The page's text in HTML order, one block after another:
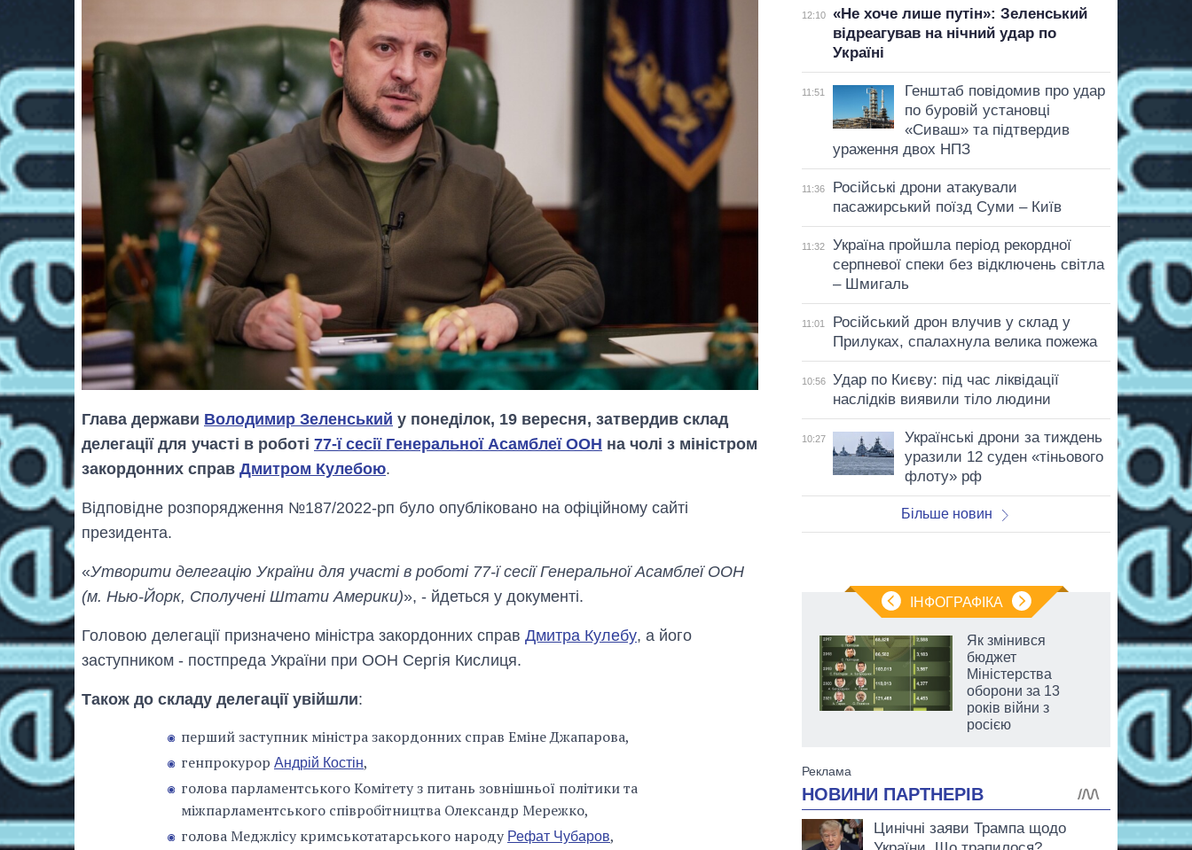
Глава держави Володимир Зеленський у понеділок, 19 вересня, затвердив склад
делегації для участі в роботі 77-ї сесії Генеральної Асамблеї ООН на чолі з міністром
закордонних справ Дмитром Кулебою.
Відповідне розпорядження №187/2022-рп було опубліковано на офіційному сайті
президента.
«Утворити делегацію України для участі в роботі 77-ї сесії Генеральної Асамблеї ООН
(м. Нью-Йорк, Сполучені Штати Америки)», - йдеться у документі.
Головою делегації призначено міністра закордонних справ Дмитра Кулебу, а його
заступником - постпреда України при ООН Сергія Кислиця.
Також до складу делегації увійшли:
перший заступник міністра закордонних справ Еміне Джапарова,
генпрокурор Андрій Костін,
голова парламентського Комітету з питань зовнішньої політики та
міжпарламентського співробітництва Олександр Мережко,
голова Меджлісу кримськотатарського народу Рефат Чубаров,
12:10
«Не хоче лише путін»: Зеленський
відреагував на нічний удар по
Україні
11:51
Генштаб повідомив про удар
по буровій установці
«Сиваш» та підтвердив
ураження двох НПЗ
11:36
Російські дрони атакували
пасажирський поїзд Суми – Київ
11:32
Україна пройшла період рекордної
серпневої спеки без відключень світла
– Шмигаль
11:01
Російський дрон влучив у склад у
Прилуках, спалахнула велика пожежа
10:56
Удар по Києву: під час ліквідації
наслідків виявили тіло людини
10:27
Українські дрони за тиждень
уразили 12 суден «тіньового
флоту» рф
Більше новин
ІНФОГРАФІКА
Як за 10 років
Як змінився
бюджет
Міністерства
оборони за 13
років війни з
росією